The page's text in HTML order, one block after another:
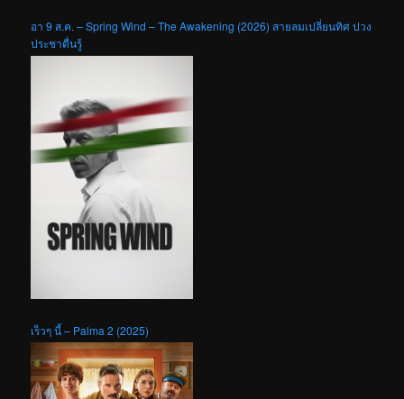
อา 9 ส.ค. – Spring Wind – The Awakening (2026) สายลมเปลี่ยนทิศ ปวง
ประชาตื่นรู้
เร็วๆ นี้ – Palma 2 (2025)